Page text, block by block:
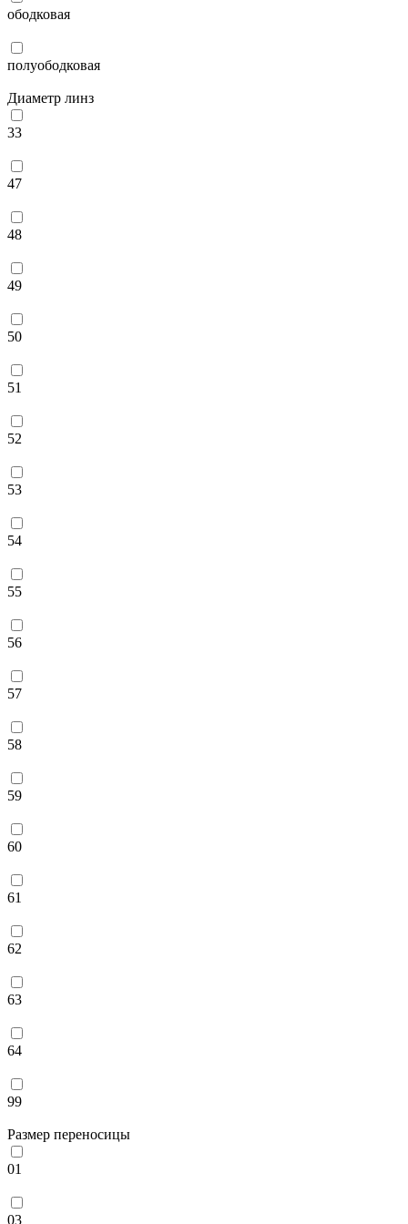
ободковая
полуободковая
Диаметр линз
33
47
48
49
50
51
52
53
54
55
56
57
58
59
60
61
62
63
64
99
Размер переносицы
01
03